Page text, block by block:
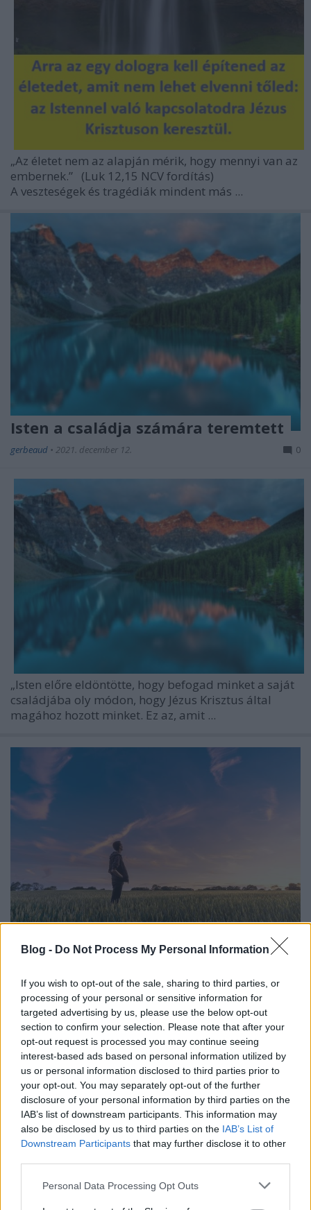
Blog - Do Not Process My Personal Information
If you wish to opt-out of the sale, sharing to third parties, or
processing of your personal or sensitive information for
targeted advertising by us, please use the below opt-out
section to confirm your selection. Please note that after your
opt-out request is processed you may continue seeing
interest-based ads based on personal information utilized by
us or personal information disclosed to third parties prior to
your opt-out. You may separately opt-out of the further
disclosure of your personal information by third parties on the
IAB’s list of downstream participants. This information may
also be disclosed by us to third parties on the IAB’s List of
Downstream Participants that may further disclose it to other
Please note that this website/app uses one or more Google
Personal Data Processing Opt Outs
„Az életet nem az alapján mérik, hogy mennyi van az
embernek.” (Luk 12,15 NCV fordítás)
A veszteségek és tragédiák mindent más ...
Isten a családja számára teremtett
gerbeaud • 2021. december 12. 0
„Isten előre eldöntötte, hogy befogad minket a saját
családjába oly módon, hogy Jézus Krisztus által
magához hozott minket. Ez az, amit ...
Építsd az életed arra, ami örökké
meg fog maradni!
ReveSz•2021. április 17.